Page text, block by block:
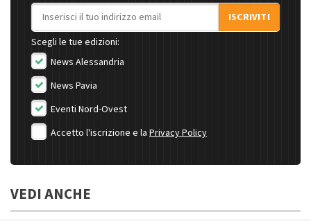
Indirizzo email
ISCRIVITI
Scegli le tue edizioni:
News Alessandria
News Pavia
Eventi Nord-Ovest
Accetto l'iscrizione e la Privacy Policy
VEDI ANCHE